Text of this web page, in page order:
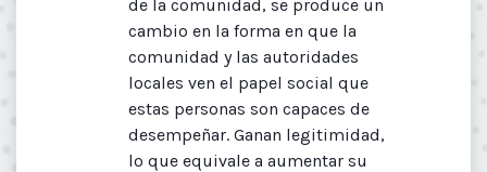
de la comunidad, se produce un
cambio en la forma en que la
comunidad y las autoridades
locales ven el papel social que
estas personas son capaces de
desempeñar. Ganan legitimidad,
lo que equivale a aumentar su